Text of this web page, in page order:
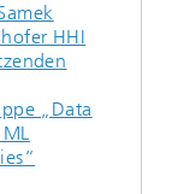
HHI
„Data